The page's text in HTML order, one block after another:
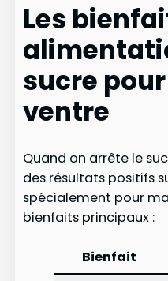
Les
sucre
ventre
Quand on arrête le
des résultats positifs
spécialement pour
bienfaits principaux :
Bienfait